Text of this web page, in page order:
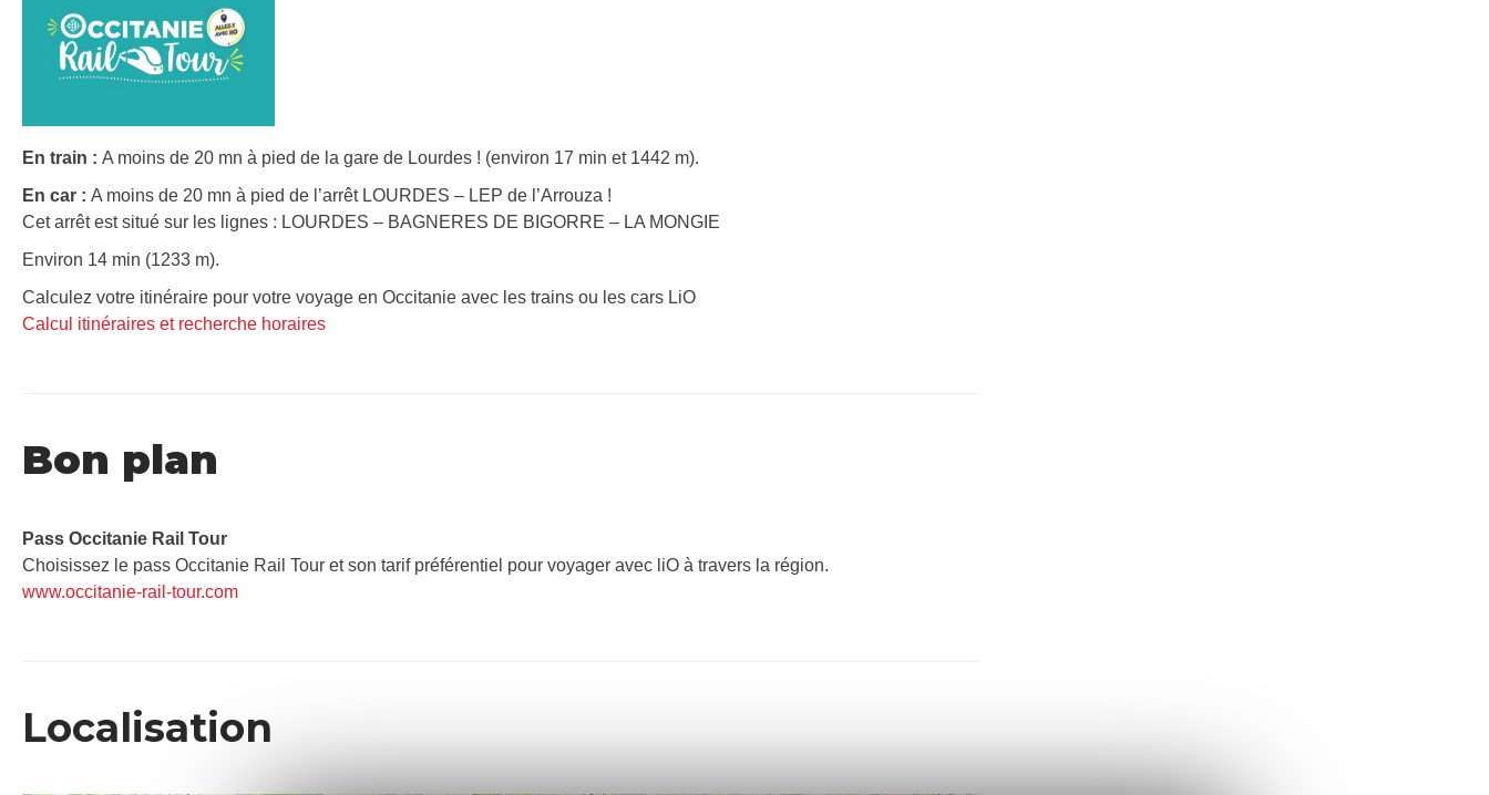
En train : A moins de 20 mn à pied de la gare de Lourdes ! (environ 17 min et 1442 m).
En car : A moins de 20 mn à pied de l’arrêt LOURDES – LEP de l’Arrouza !
Cet arrêt est situé sur les lignes : LOURDES – BAGNERES DE BIGORRE – LA MONGIE
Environ 14 min (1233 m).
Calculez votre itinéraire pour votre voyage en Occitanie avec les trains ou les cars LiO
Calcul itinéraires et recherche horaires
Bon plan
Pass Occitanie Rail Tour​
Choisissez le pass Occitanie Rail Tour et son tarif préférentiel pour voyager avec liO à travers la région.
www.occitanie-rail-tour.com
Localisation